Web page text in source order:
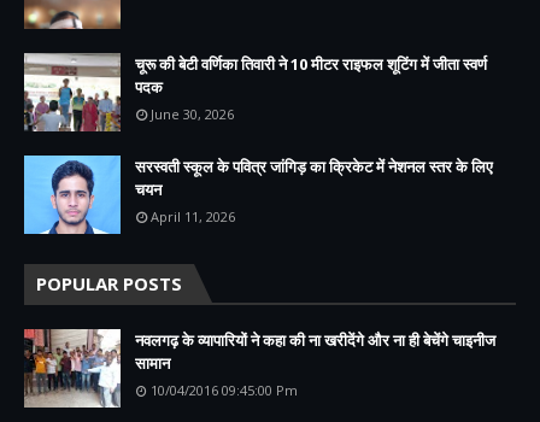
चूरू की बेटी वर्णिका तिवारी ने 10 मीटर राइफल शूटिंग में जीता स्वर्ण
पदक
June 30, 2026
सरस्वती स्कूल के पवित्र जांगिड़ का क्रिकेट में नेशनल स्तर के लिए
चयन
April 11, 2026
POPULAR POSTS
नवलगढ़ के व्यापारियों ने कहा की ना खरीदेंगे और ना ही बेचेंगे चाइनीज
सामान
10/04/2016 09:45:00 Pm